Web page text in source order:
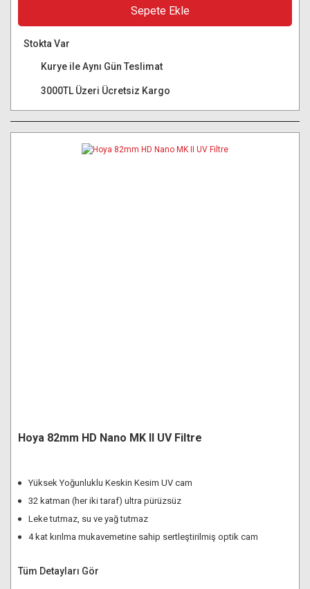
Sepete Ekle
Stokta Var
Kurye ile Aynı Gün Teslimat
3000TL Üzeri Ücretsiz Kargo
Hoya 82mm HD Nano MK II UV Filtre
Yüksek Yoğunluklu Keskin Kesim UV cam
32 katman (her iki taraf) ultra pürüzsüz
Leke tutmaz, su ve yağ tutmaz
4 kat kırılma mukavemetine sahip sertleştirilmiş optik cam
Tüm Detayları Gör